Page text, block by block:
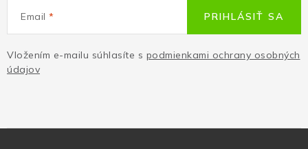
Email
Vložením e-mailu súhlasíte s podmienkami ochrany osobných
údajov
PRIHLÁSIŤ SA